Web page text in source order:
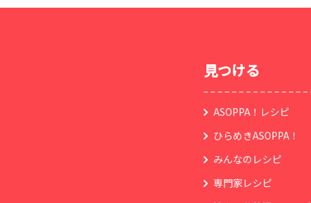
見つける
ASOPPA！レシピ
ひらめきASOPPA！
みんなのレシピ
専門家レシピ